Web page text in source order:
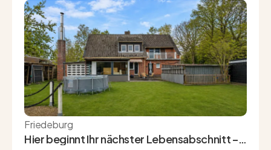
Friedeburg
Hier beginnt Ihr nächster Lebensabschnitt –